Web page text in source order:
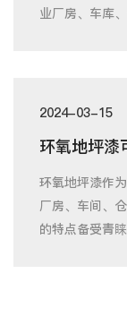
业厂房、车库
2024-03-15
环氧地坪漆
环氧地坪漆作
厂房、车间、
的特点备受青